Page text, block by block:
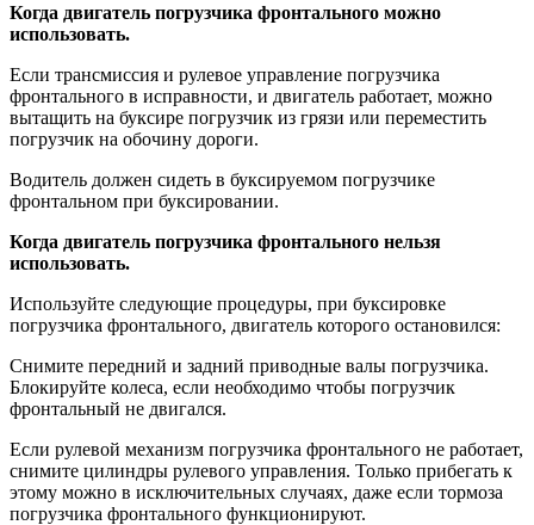
Когда двигатель погрузчика фронтального можно
использовать.
Если трансмиссия и рулевое управление погрузчика
фронтального в исправности, и двигатель работает, можно
вытащить на буксире погрузчик из грязи или переместить
погрузчик на обочину дороги.
Водитель должен сидеть в буксируемом погрузчике
фронтальном при буксировании.
Когда двигатель погрузчика фронтального нельзя
использовать.
Используйте следующие процедуры, при буксировке
погрузчика фронтального, двигатель которого остановился:
Снимите передний и задний приводные валы погрузчика.
Блокируйте колеса, если необходимо чтобы погрузчик
фронтальный не двигался.
Если рулевой механизм погрузчика фронтального не работает,
снимите цилиндры рулевого управления. Только прибегать к
этому можно в исключительных случаях, даже если тормоза
погрузчика фронтального функционируют.